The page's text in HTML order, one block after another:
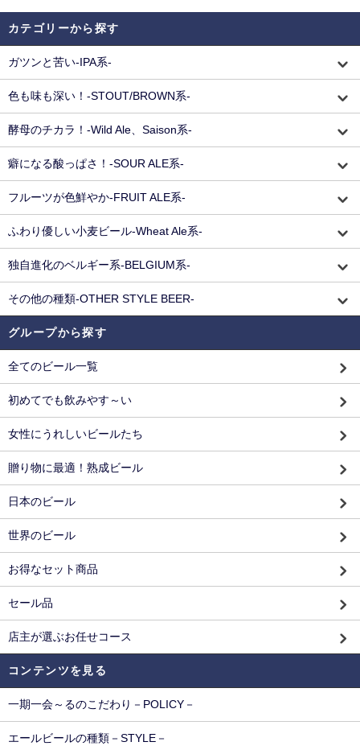
カテゴリーから探す
ガツンと苦い-IPA系-
色も味も深い！-STOUT/BROWN系-
酵母のチカラ！-Wild Ale、Saison系-
癖になる酸っぱさ！-SOUR ALE系-
フルーツが色鮮やか-FRUIT ALE系-
ふわり優しい小麦ビール-Wheat Ale系-
独自進化のベルギー系-BELGIUM系-
その他の種類-OTHER STYLE BEER-
グループから探す
全てのビール一覧
初めてでも飲みやす～い
女性にうれしいビールたち
贈り物に最適！熟成ビール
日本のビール
世界のビール
お得なセット商品
セール品
店主が選ぶお任せコース
コンテンツを見る
一期一会～るのこだわり－POLICY－
エールビールの種類－STYLE－